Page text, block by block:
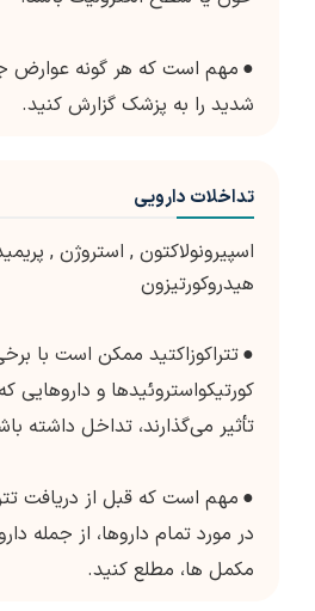
● مهم است که هر گونه عوارض
شدید را به پزشک گزارش کنید.
تداخلات دارویی
اسپیرونولاکتون , استروژن ,
هیدروکورتیزون
●تتراکوزاکتید ممکن است با
کورتیکواستروئیدها و داروهایی
تأثیر می‌گذارند، تداخل داشته
● مهم است که قبل از دریافت
در مورد تمام داروها، از جمله
مکمل ها، مطلع کنید.